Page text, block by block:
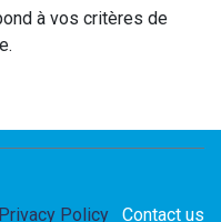
à vos critères de
Privacy Policy Contact us